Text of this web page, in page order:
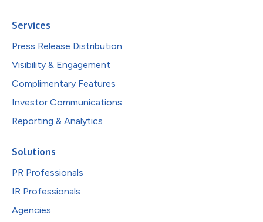
Services
Press Release Distribution
Visibility & Engagement
Complimentary Features
Investor Communications
Reporting & Analytics
Solutions
PR Professionals
IR Professionals
Agencies